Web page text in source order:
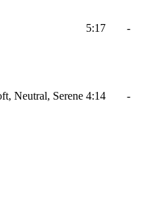
5:17 -
Neutral, Serene 4:14 -